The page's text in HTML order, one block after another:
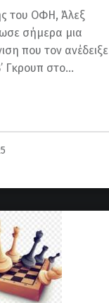
του ΟΦΗ, Άλεξ
σήμερα μια
που τον ανέδειξε
Γκρουπ στο…
Ρακιτζή!”